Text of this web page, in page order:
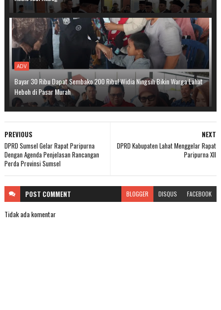
ADV
Bayar 30 Ribu Dapat Sembako 200 Ribu! Widia Ningsih Bikin Warga Lahat
Heboh di Pasar Murah
NEXT
DPRD Kabupaten Lahat Menggelar Rapat
Paripurna XII
PREVIOUS
DPRD Sumsel Gelar Rapat Paripurna
Dengan Agenda Penjelasan Rancangan
Perda Provinsi Sumsel
POST COMMENT BLOGGER DISQUS FACEBOOK
Tidak ada komentar